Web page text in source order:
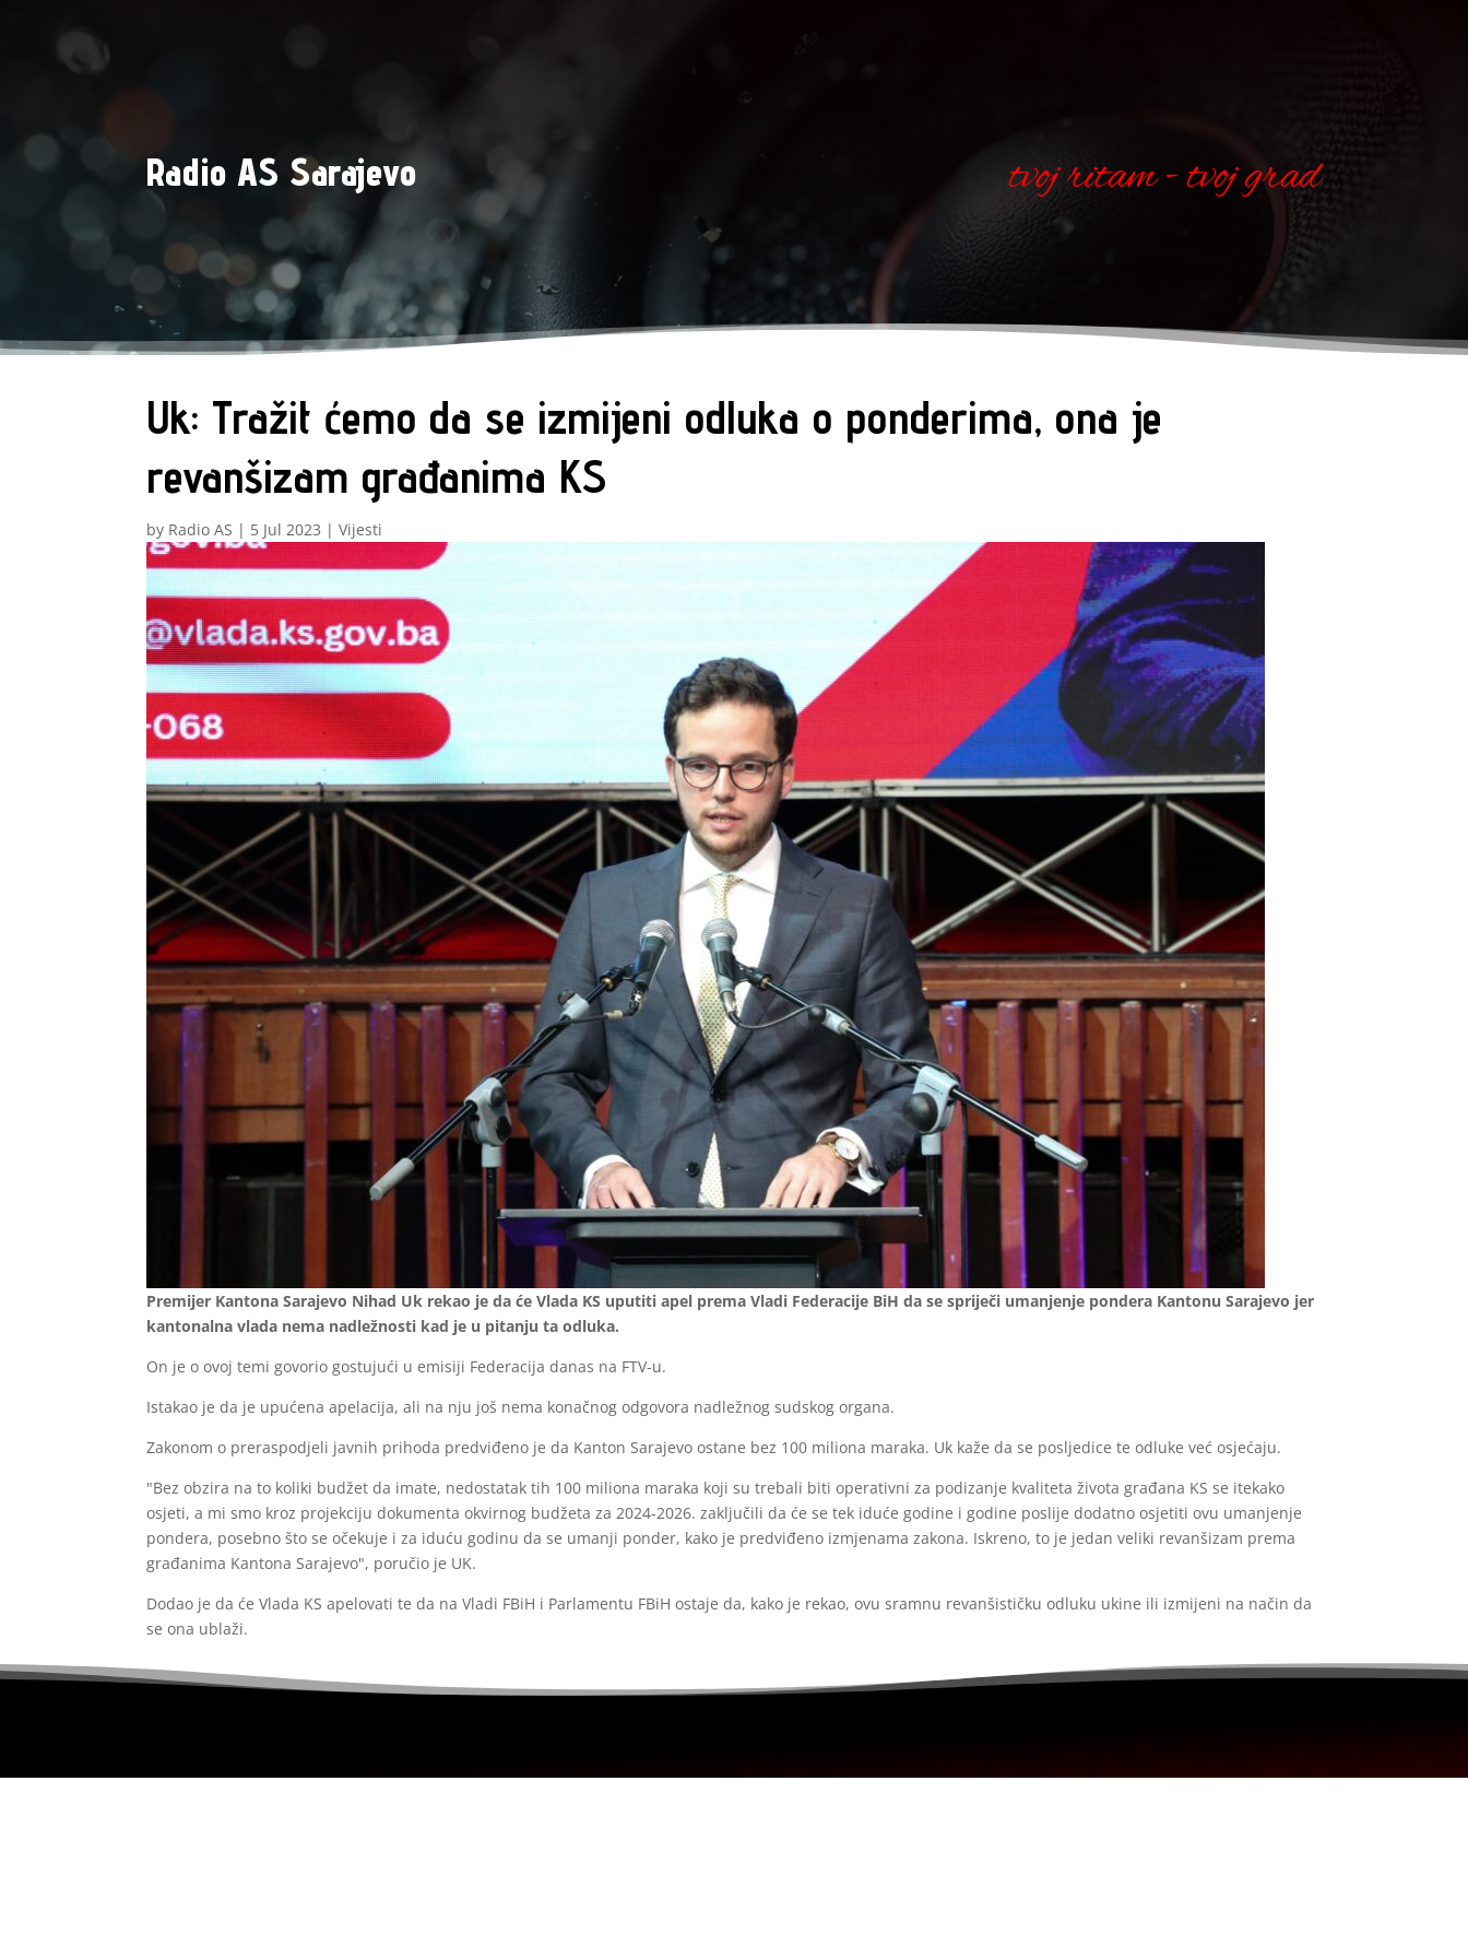
Radio AS Sarajevo tvoj ritam - tvoj grad
Uk: Tražit ćemo da se izmijeni odluka o ponderima, ona je
revanšizam građanima KS
by Radio AS | 5 Jul 2023 |Vijesti
Premijer Kantona Sarajevo Nihad Uk rekao je da će Vlada KS uputiti apel prema Vladi Federacije BiH da se spriječi umanjenje pondera Kantonu Sarajevo jer
kantonalna vlada nema nadležnosti kad je u pitanju ta odluka.
On je o ovoj temi govorio gostujući u emisiji Federacija danas na FTV-u.
Istakao je da je upućena apelacija, ali na nju još nema konačnog odgovora nadležnog sudskog organa.
Zakonom o preraspodjeli javnih prihoda predviđeno je da Kanton Sarajevo ostane bez 100 miliona maraka. Uk kaže da se posljedice te odluke već osjećaju.
"Bez obzira na to koliki budžet da imate, nedostatak tih 100 miliona maraka koji su trebali biti operativni za podizanje kvaliteta života građana KS se itekako
osjeti, a mi smo kroz projekciju dokumenta okvirnog budžeta za 2024-2026. zaključili da će se tek iduće godine i godine poslije dodatno osjetiti ovu umanjenje
pondera, posebno što se očekuje i za iduću godinu da se umanji ponder, kako je predviđeno izmjenama zakona. Iskreno, to je jedan veliki revanšizam prema
građanima Kantona Sarajevo", poručio je UK.
Dodao je da će Vlada KS apelovati te da na Vladi FBiH i Parlamentu FBiH ostaje da, kako je rekao, ovu sramnu revanšističku odluku ukine ili izmijeni na način da
se ona ublaži.